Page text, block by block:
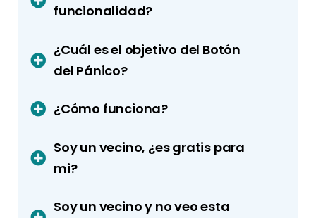
funcionalidad?
¿Cuál es el objetivo del Botón
del Pánico?
¿Cómo funciona?
Soy un vecino, ¿es gratis para
mi?
Soy un vecino y no veo esta